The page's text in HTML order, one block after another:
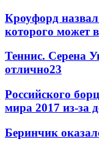
Кроуфорд
которого может
Теннис. Серена
отлично23
Российского
мира 2017 из-за
Беринчик